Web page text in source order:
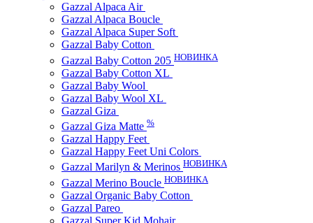
Gazzal Alpaca Air
Gazzal Alpaca Boucle
Gazzal Alpaca Super Soft
Gazzal Baby Cotton
Gazzal Baby Cotton 205 НОВИНКА
Gazzal Baby Cotton XL
Gazzal Baby Wool
Gazzal Baby Wool XL
Gazzal Giza
Gazzal Giza Matte %
Gazzal Happy Feet
Gazzal Happy Feet Uni Colors
Gazzal Marilyn & Merinos НОВИНКА
Gazzal Merino Boucle НОВИНКА
Gazzal Organic Baby Cotton
Gazzal Pareo
Gazzal Super Kid Mohair